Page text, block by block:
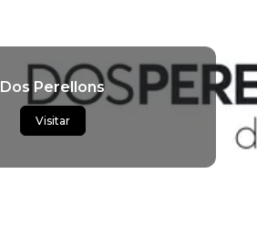
Dos Perellons
Visitar